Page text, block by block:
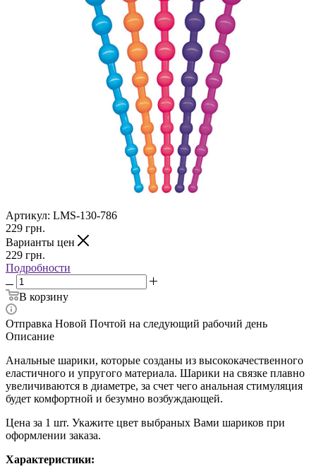
Артикул: LMS-130-786
229 грн.
Варианты цен
229 грн.
Подробности
В корзину
Отправка Новой Почтой на следующий рабочий день
Описание
Анальные шарики, которые созданы из высококачественного
еластичного и упругого материала. Шарики на связке плавно
увеличиваются в диаметре, за счет чего анальная стимуляция
будет комфортной и безумно возбуждающей.
Цена за 1 шт. Укажите цвет выбраных Вами шариков при
оформлении заказа.
Характеристики: